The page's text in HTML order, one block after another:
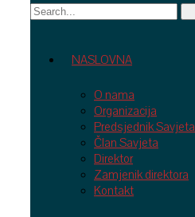
NASLOVNA
O nama
Organizacija
Predsjednik Savjeta
Član Savjeta
Direktor
Zamjenik direktora
Kontakt